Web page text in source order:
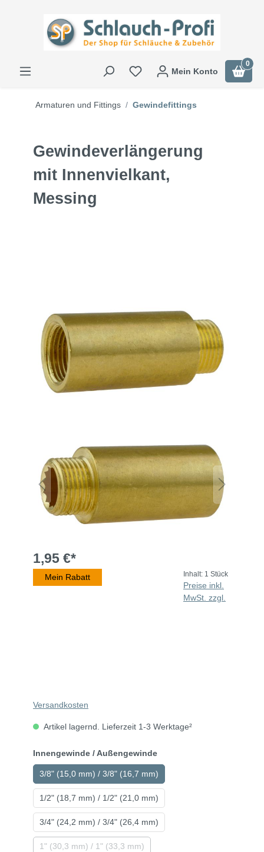
Mein Konto
0
Armaturen und Fittings Gewindefittings
Gewindeverlängerung
mit Innenvielkant,
Messing
1,95 €*
Mein Rabatt Inhalt: 1 Stück
Preise inkl.
MwSt. zzgl.
Versandkosten
Artikel lagernd. Lieferzeit 1-3 Werktage²
Innengewinde / Außengewinde
3/8" (15,0 mm) / 3/8" (16,7 mm)
1/2" (18,7 mm) / 1/2" (21,0 mm)
3/4" (24,2 mm) / 3/4" (26,4 mm)
1" (30,3 mm) / 1" (33,3 mm)